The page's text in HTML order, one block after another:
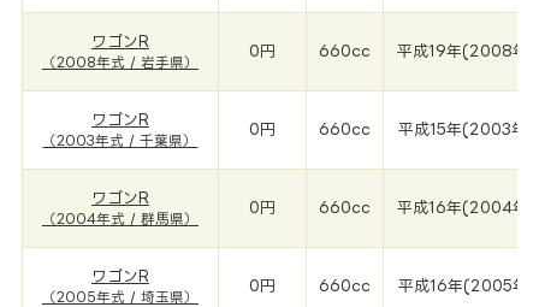
ワゴンR
（2008年式 / 岩手県）
0円 660cc 平成19年(2008年)
ワゴンR
（2003年式 / 千葉県）
0円 660cc 平成15年(2003年)
ワゴンR
（2004年式 / 群馬県）
0円 660cc 平成16年(2004年)
ワゴンR
（2005年式 / 埼玉県）
0円 660cc 平成16年(2005年)